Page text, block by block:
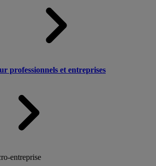
professionnels et entreprises
entreprise